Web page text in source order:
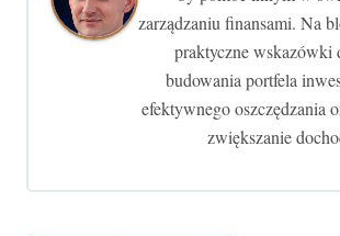
zarządzaniu finansami. Na
praktyczne wskazówki
budowania portfela
efektywnego oszczędzania
zwiększanie